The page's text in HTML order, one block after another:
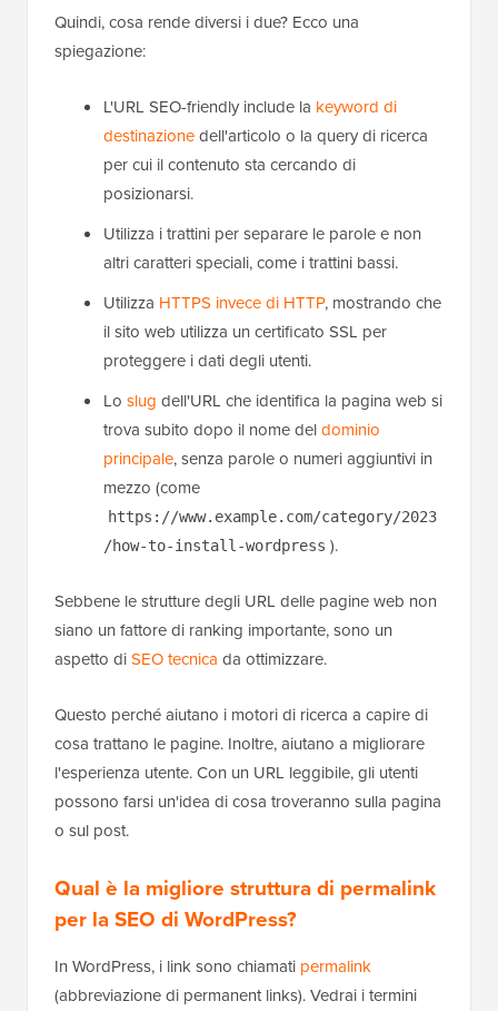
Quindi, cosa rende diversi i due? Ecco una
spiegazione:
L'URL SEO-friendly include la keyword di
destinazionedell'articolo o la query di ricerca
per cui il contenuto sta cercando di
posizionarsi.
Utilizza i trattini per separare le parole e non
altri caratteri speciali, come i trattini bassi.
Utilizza HTTPS invece di HTTP, mostrando che
il sito web utilizza un certificato SSL per
proteggere i dati degli utenti.
Lo slug dell'URL che identifica la pagina web si
trova subito dopo il nome deldominio
principale, senza parole o numeri aggiuntivi in
mezzo (come
https://www.example.com/category/2023
/how-to-install-wordpress ).
Sebbene le strutture degli URL delle pagine web non
siano un fattore di ranking importante, sono un
aspetto diSEO tecnica da ottimizzare.
Questo perché aiutano i motori di ricerca a capire di
cosa trattano le pagine. Inoltre, aiutano a migliorare
l'esperienza utente. Con un URL leggibile, gli utenti
possono farsi un'idea di cosa troveranno sulla pagina
o sul post.
Qual è la migliore struttura di permalink
per la SEO di WordPress?
In WordPress, i link sono chiamati permalink
(abbreviazione di permanent links). Vedrai i termini